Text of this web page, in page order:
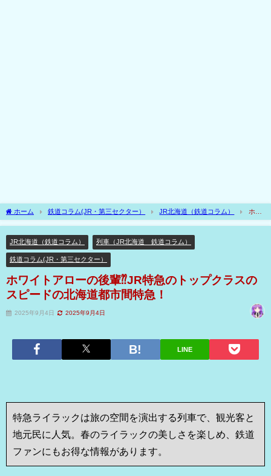
ホーム 鉄道コラム(JR・第三セクター） JR北海道（鉄道コラム）
ホワ
イトアローの後輩⁇JR特急のトップクラスのスピードの北海道都市間特急！
JR北海道（鉄道コラム） 列車（JR北海道 鉄道コラム）
鉄道コラム(JR・第三セクター）
ホワイトアローの後輩⁇JR特急のトップクラスの
スピードの北海道都市間特急！
2025年9月4日 2025年9月4日
LINE
特急ライラックは旅の空間を演出する列車で、観光客と
地元民に人気。春のライラックの美しさを楽しめ、鉄道
ファンにもお得な情報があります。